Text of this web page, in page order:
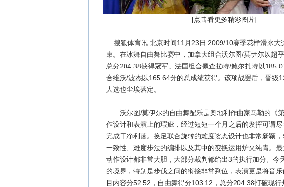
[点击看更多精彩图片]
搜狐体育讯 北京时间11月23日 2009/10赛季花样滑冰大
束。在冰舞自由舞比赛中，加拿大组合沃尔图/莫伊尔以超
总分204.38获得冠军。法国组合佩查拉特/鲍尔扎特以
合维沃/波杰以165.64分的总成绩获得。该项战罢后，晋级
人选也尘埃落定。
沃尔图/莫伊尔的自由舞配乐是奥地利作曲家马勒的《
作设计和表演上的瑕疵，经过短短一个月之后的发挥可谓
完成干净利落。换足联合旋转的难度姿态设计也非常新颖
一致性、难度步法的编排以及其中的变换运用炉火纯青。
动作设计都非常大胆，大部分裁判都给出3的执行加分。今
的境界，特别是步伐之间的衔接非常到位，表演更是将音
目内容分52.52，自由舞得分103.12，总分204.38打破现